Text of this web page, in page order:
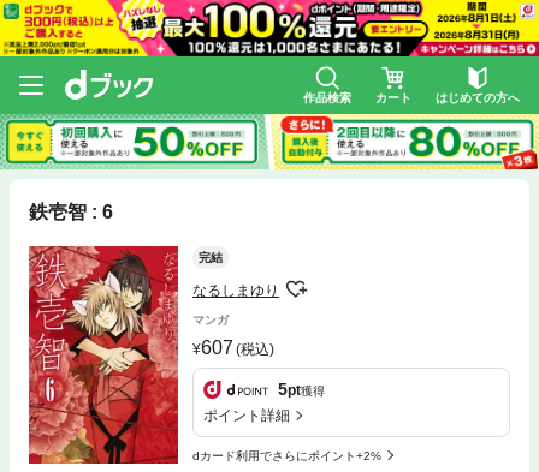
作品検索 カート はじめての方へ
鉄壱智 : 6
完結
なるしまゆり
マンガ
607 (税込)
5pt獲得
ポイント詳細
dカード利用でさらにポイント+2%